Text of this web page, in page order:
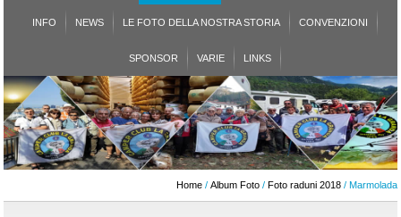
INFO NEWS LE FOTO DELLA NOSTRA STORIA CONVENZIONI
SPONSOR VARIE LINKS
Home/ Album Foto/ Foto raduni 2018/ Marmolada